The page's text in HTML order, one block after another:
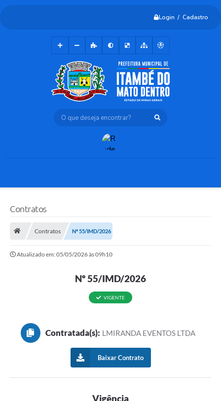
Login / Cadastro
O que deseja encontrar?
Contratos
Contratos Nº 55/IMD/2026
Atualizado em: 05/05/2026 às 09h10
Nº 55/IMD/2026
VIGENTE
Contratada(s): LMIRANDA EVENTOS LTDA
Baixar Contrato
Vigência